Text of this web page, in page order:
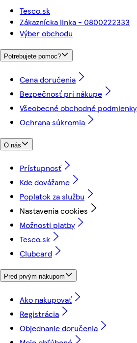
Tesco.sk
Zákaznícka linka - 0800222333
Výber obchodu
Potrebujete pomoc?
Cena doručenia
Bezpečnosť pri nákupe
Všeobecné obchodné podmienky
Ochrana súkromia
O nás
Prístupnosť
Kde dovážame
Poplatok za službu
Nastavenia cookies
Možnosti platby
Tesco.sk
Clubcard
Pred prvým nákupom
Ako nakupovať
Registrácia
Objednanie doručenia